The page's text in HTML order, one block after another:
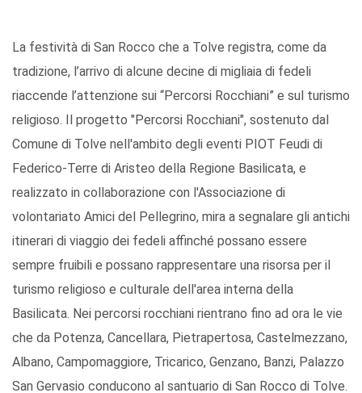
La festività di San Rocco che a Tolve registra, come da
tradizione, l’arrivo di alcune decine di migliaia di fedeli
riaccende l’attenzione sui “Percorsi Rocchiani” e sul turismo
religioso. Il progetto "Percorsi Rocchiani", sostenuto dal
Comune di Tolve nell'ambito degli eventi PIOT Feudi di
Federico-Terre di Aristeo della Regione Basilicata, e
realizzato in collaborazione con l'Associazione di
volontariato Amici del Pellegrino, mira a segnalare gli antichi
itinerari di viaggio dei fedeli affinché possano essere
sempre fruibili e possano rappresentare una risorsa per il
turismo religioso e culturale dell'area interna della
Basilicata. Nei percorsi rocchiani rientrano fino ad ora le vie
che da Potenza, Cancellara, Pietrapertosa, Castelmezzano,
Albano, Campomaggiore, Tricarico, Genzano, Banzi, Palazzo
San Gervasio conducono al santuario di San Rocco di Tolve.